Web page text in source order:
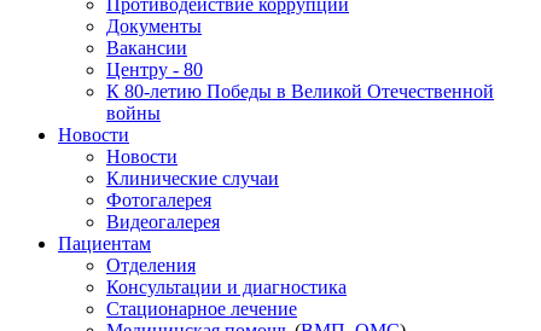
Противодействие коррупции
Документы
Вакансии
Центру - 80
К 80-летию Победы в Великой Отечественной
войны
Новости
Новости
Клинические случаи
Фотогалерея
Видеогалерея
Пациентам
Отделения
Консультации и диагностика
Стационарное лечение